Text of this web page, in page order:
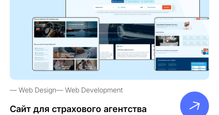
Web Design Web Development
Сайт для страхового агентства